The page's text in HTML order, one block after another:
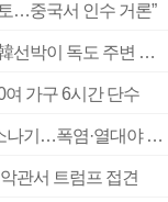
…중국서 인수 거론”
[속보] 여전히 ‘독도는 우리땅’ 외치는 日…韓선박이 독도 주변 해양조사 활동하자 반발
여 가구 6시간 단수
부산 울산 경남 구름 많고 경남 북서내륙 소나기…폭염·열대야 계속
관서 트럼프 접견